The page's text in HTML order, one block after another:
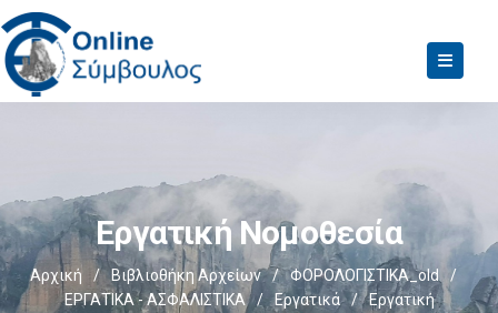
Εργατική Νομοθεσία
Αρχική / Βιβλιοθήκη Αρχείων / ΦΟΡΟΛΟΓΙΣΤΙΚΑ_old
/
ΕΡΓΑΤΙΚΑ - ΑΣΦΑΛΙΣΤΙΚΑ
/ Εργατικά /
Εργατική